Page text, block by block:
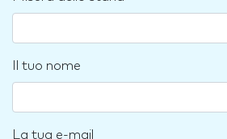
Il tuo nome
La tua e-mail